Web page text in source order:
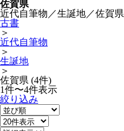
佐賀県
近代自筆物／生誕地／佐賀県
古書
＞
近代自筆物
＞
生誕地
＞
佐賀県 (4件)
1件〜4件表示
絞り込み